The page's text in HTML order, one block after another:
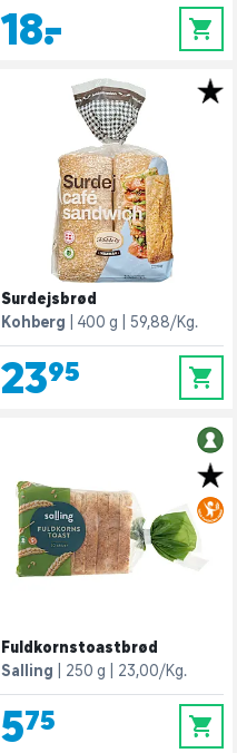
18,- 0
Surdejsbrød
Kohberg
400 g 59,88/Kg.
23,95 0
Fuldkornstoastbrød
Salling
250 g 23,00/Kg.
5,75 0